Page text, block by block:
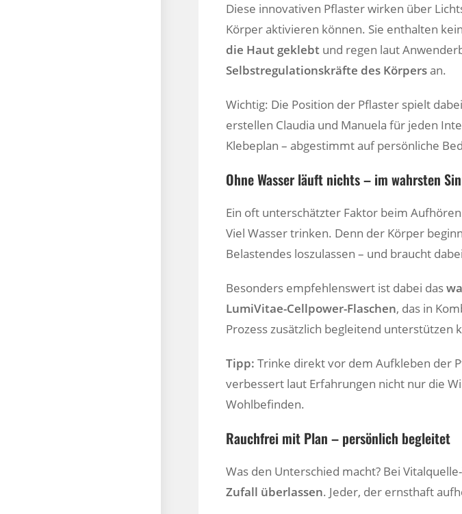
Diese innovativen Pflaster wirken über
Körper aktivieren können. Sie enthalten
die Haut geklebt und regen laut
Selbstregulationskräfte des Körpersan.
Wichtig: Die Position der Pflaster spielt
erstellen Claudia und Manuela für jeden
Klebeplan – abgestimmt auf persönliche
Ohne Wasser läuft nichts – im wahrsten
Ein oft unterschätzter Faktor beim
Viel Wasser trinken. Denn der Körper
Belastendes loszulassen – und braucht
Besonders empfehlenswert ist dabei das
LumiVitae-Cellpower-Flaschen, das in
Prozess zusätzlich begleitend unterstützen
Tipp: Trinke direkt vor dem Aufkleben der
verbessert laut Erfahrungen nicht nur die
Wohlbefinden.
Rauchfrei mit Plan – persönlich begleitet
Was den Unterschied macht? Bei
Zufall überlassen. Jeder, der ernsthaft